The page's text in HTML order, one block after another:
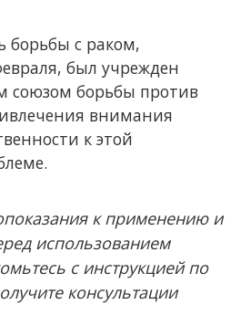
борьбы с раком,
был учрежден
борьбы против
внимания
к этой
к применению и
использованием
с инструкцией по
консультации